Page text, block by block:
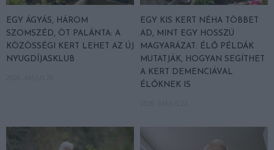
EGY ÁGYÁS, HÁROM
SZOMSZÉD, ÖT PALÁNTA: A
KÖZÖSSÉGI KERT LEHET AZ ÚJ
NYUGDÍJASKLUB
EGY KIS KERT NÉHA TÖBBET
AD, MINT EGY HOSSZÚ
MAGYARÁZAT: ÉLŐ PÉLDÁK
MUTATJÁK, HOGYAN SEGÍTHET
A KERT DEMENCIÁVAL
ÉLŐKNEK IS